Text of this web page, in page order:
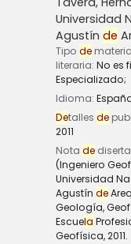
Universidad
Agustín de
Tipo de
literaria: No es
Especializado;
Idioma:
Detalles de
2011
Nota de
(Ingeniero
Universidad
Agustín de
Geología,
Escuela
Geofísica, 2011.